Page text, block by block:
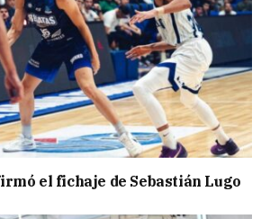
el fichaje de Sebastián Lugo